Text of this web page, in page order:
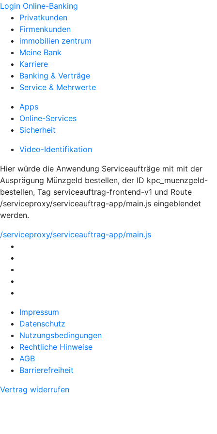
Login Online-Banking
Privatkunden
Firmenkunden
immobilien zentrum
Meine Bank
Karriere
Banking & Verträge
Service & Mehrwerte
Apps
Online-Services
Sicherheit
Video-Identifikation
Hier würde die Anwendung Serviceaufträge mit mit der
Ausprägung Münzgeld bestellen, der ID kpc_muenzgeld-
bestellen, Tag serviceauftrag-frontend-v1 und Route
/serviceproxy/serviceauftrag-app/main.js eingeblendet
werden.
/serviceproxy/serviceauftrag-app/main.js
Impressum
Datenschutz
Nutzungsbedingungen
Rechtliche Hinweise
AGB
Barrierefreiheit
Vertrag widerrufen